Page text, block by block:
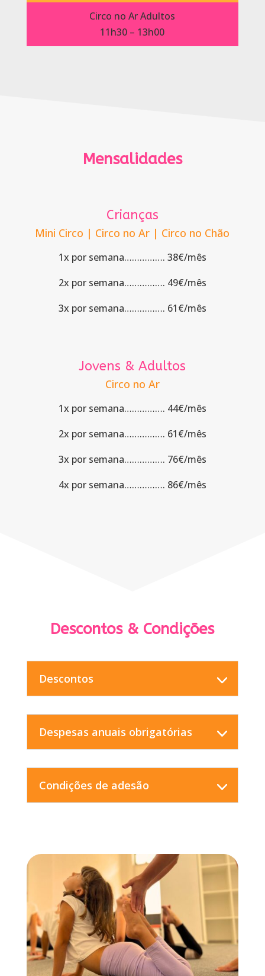
Circo no Ar Adultos
11h30 – 13h00
Mensalidades
Crianças
Mini Circo | Circo no Ar | Circo no Chão
1x por semana……………. 38€/mês
2x por semana……………. 49€/mês
3x por semana……………. 61€/mês
Jovens & Adultos
Circo no Ar
1x por semana……………. 44€/mês
2x por semana……………. 61€/mês
3x por semana……………. 76€/mês
4x por semana……………. 86€/mês
Descontos & Condições
Descontos
Despesas anuais obrigatórias
Condições de adesão